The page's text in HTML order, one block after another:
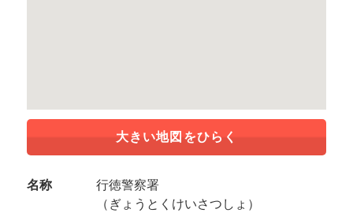
大きい地図をひらく
名称
行徳警察署
（ぎょうとくけいさつしょ）